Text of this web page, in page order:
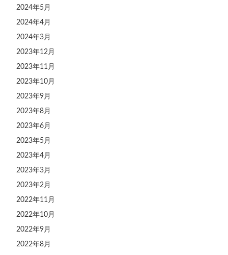
2024年5月
2024年4月
2024年3月
2023年12月
2023年11月
2023年10月
2023年9月
2023年8月
2023年6月
2023年5月
2023年4月
2023年3月
2023年2月
2022年11月
2022年10月
2022年9月
2022年8月